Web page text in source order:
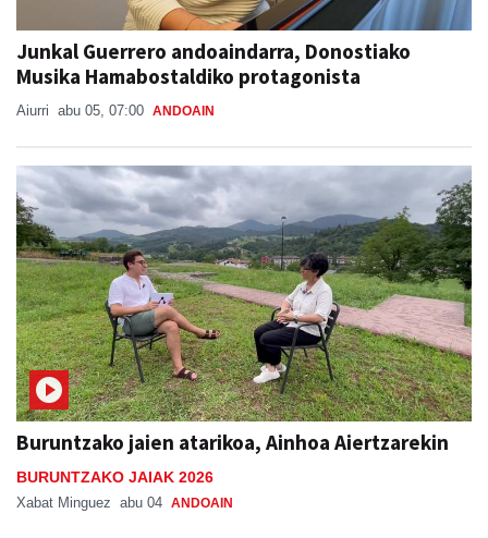
Junkal Guerrero andoaindarra, Donostiako
Musika Hamabostaldiko protagonista
Aiurri abu 05, 07:00 ANDOAIN
Buruntzako jaien atarikoa, Ainhoa Aiertzarekin
BURUNTZAKO JAIAK 2026
Xabat Minguez abu 04 ANDOAIN